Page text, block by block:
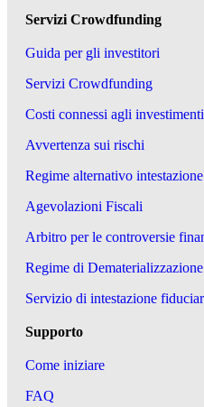
Servizi Crowdfunding
Guida per gli investitori
Servizi Crowdfunding
Costi connessi agli investimenti
Avvertenza sui rischi
Regime alternativo
Agevolazioni Fiscali
Arbitro per le controversie
Regime di Dematerializzazione
Servizio di intestazione
Supporto
Come iniziare
FAQ